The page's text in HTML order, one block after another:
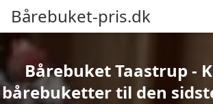
Bårebuket-pris.dk
Bårebuket Taastrup -
bårebuketter til den